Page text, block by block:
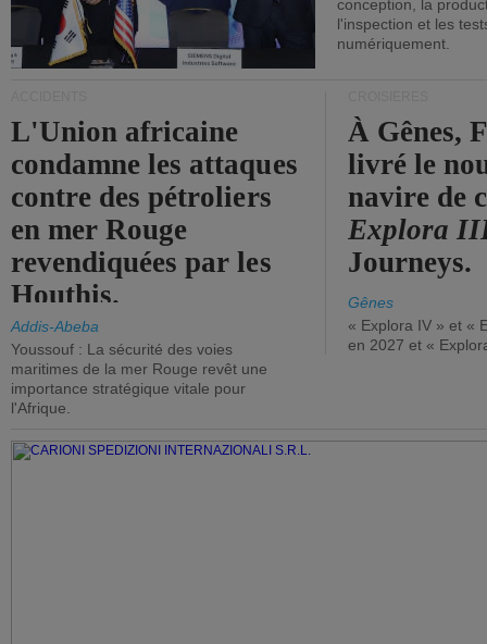
conception, la
l'inspection et les
numériquement.
L'Union africaine
condamne les attaques
contre des pétroliers
en mer Rouge
revendiquées par les
Houthis.
Addis-Abeba
Youssouf : La sécurité des voies
maritimes de la mer Rouge revêt une
importance stratégique vitale pour
l'Afrique.
À Gênes,
livré le
navire de
Explora
Journeys.
Gênes
« Explora IV » et «
en 2027 et «